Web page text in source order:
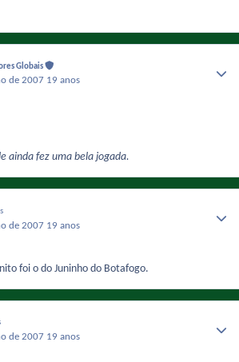
Globais
de 2007 19 anos
ainda fez uma bela jogada.
de 2007 19 anos
foi o do Juninho do Botafogo.
de 2007 19 anos